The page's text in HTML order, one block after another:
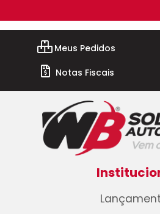
Meus Pedidos
Notas Fiscais